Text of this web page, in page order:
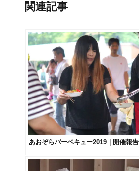
関連記事
あおぞらバーベキュー2019｜開催報告